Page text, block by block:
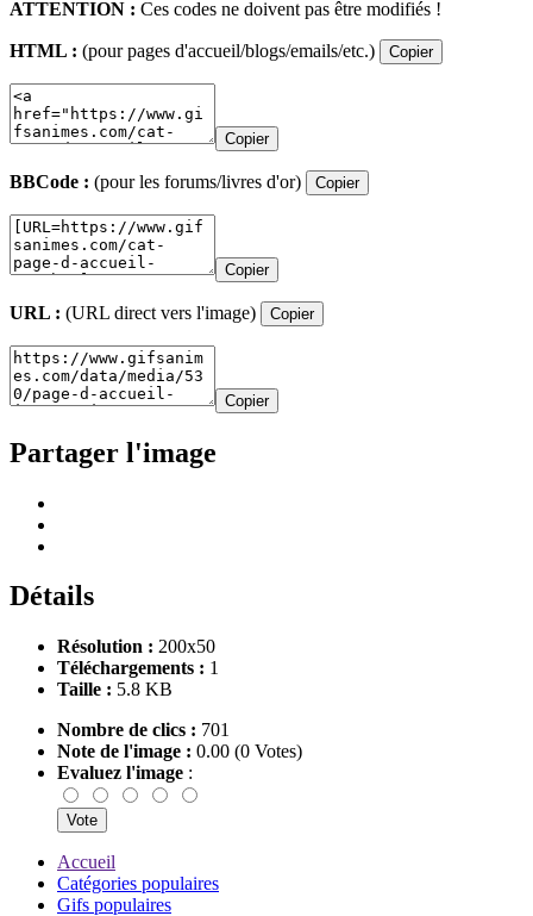
ATTENTION : Ces codes ne doivent pas être modifiés !
HTML : (pour pages d'accueil/blogs/emails/etc.) Copier
Copier
BBCode : (pour les forums/livres d'or) Copier
Copier
URL : (URL direct vers l'image) Copier
Copier
Partager l'image
Détails
Résolution : 200x50
Téléchargements : 1
Taille : 5.8 KB
Nombre de clics : 701
Note de l'image : 0.00 (0 Votes)
Evaluez l'image :
Accueil
Catégories populaires
Gifs populaires